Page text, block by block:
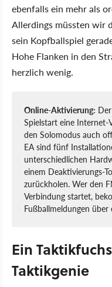
ebenfalls ein mehr als
Allerdings müssten wir
sein Kopfballspiel
Hohe Flanken in den
herzlich wenig.
Online-Aktivierung:
Spielstart eine Internet-
den Solomodus auch
EA sind fünf
unterschiedlichen
einem Deaktivierungs-
zurückholen. Wer den
Verbindung startet,
Fußballmeldungen über
Ein
Taktikgenie